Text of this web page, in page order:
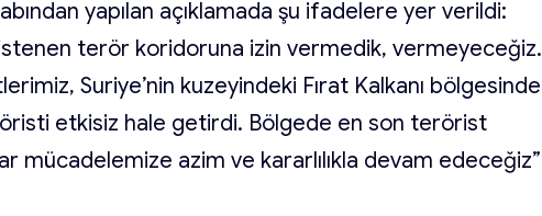
yapılan açıklamada şu ifadelere yer verildi:
terör koridoruna izin vermedik, vermeyeceğiz.
Suriye’nin kuzeyindeki Fırat Kalkanı bölgesinde
etkisiz hale getirdi. Bölgede en son terörist
mücadelemize azim ve kararlılıkla devam edeceğiz”